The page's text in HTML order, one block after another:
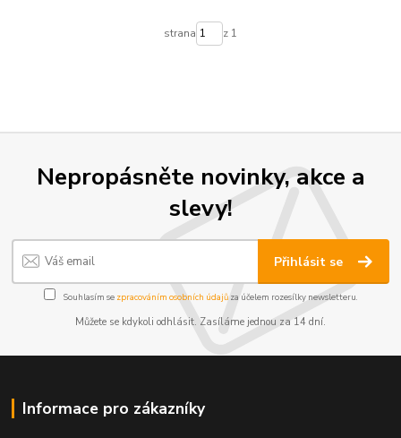
strana z 1
Nepropásněte novinky, akce a
slevy!
Přihlásit se
Souhlasím se zpracováním osobních údajůza účelem rozesílky newsletteru.
Můžete se kdykoli odhlásit. Zasíláme jednou za 14 dní.
Informace pro zákazníky